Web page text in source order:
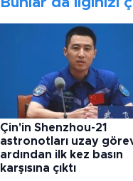
Çin'in Shenzhou-21
astronotları uzay
ardından ilk kez basın
karşısına çıktı